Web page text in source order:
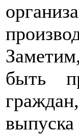
быть
выпуска